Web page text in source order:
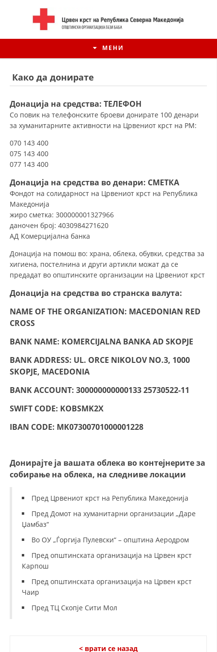
МЕНИ
ИСТОРИЈАТ НА ЦКРСМ
СТРУКТУРА НА ОРГАНИЗАЦИЈАТА
КОНТАКТ ИНФОРМАЦИИ
ЧЛЕНСТВО ВО ПРОФЕСИОНАЛНИ ТЕЛА
ЗАКОН ЗА ЦКРМ
СТАТУТ НА ЦКРМ
ОРГАНИЗАЦИЈА И РАЗВОЈ
РАКОВОДЕН ОДБОР
СОБРАНИЕ
СТРУКТУРА И ОРГАНИЗАЦИОНА ПОСТАВЕНОСТ
MЕЃУНАРОДНО ХУМАНИТАРНО ПРАВО
УПОТРЕБА И ЗАШТИТА НА АМБЛЕМОТ
КАКО ДА ДОНИРАТЕ
ПОДГОТВЕНОСТ И ДЕЈСТВО ПРИ КАТАСТРОФИ
ПРОЕКТИ – ПОДГОТВЕНОСТ И ДЕЈСТВУВАЊЕ ПРИ КАТАСТРОФИ
ИСТРАЖУВАЊЕ НА ЈАВНО МИСЛЕЊЕ
Како да донирате
Донација на средства: ТЕЛЕФОН
Со повик на телефонските броеви донирате 100 денари
за хуманитарните активности на Црвениот крст на РМ:
070 143 400
075 143 400
077 143 400
Донација на средства во денари: СМЕТКА
Фондот на солидарност на Црвениот крст на Република
Македонија
жиро сметка: 300000001327966
даночен број: 4030984271620
АД Комерцијална банка
Донација на помош во: храна, облека, обувки, средства за
хигиена, постелнина и други артикли можат да се
предадат во општинските организации на Црвениот крст
Донација на средства во странска валута:
NAME OF THE ORGANIZATION: MACEDONIAN RED
CROSS
BANK NAME: KOMERCIJALNA BANKA AD SKOPJE
BANK ADDRESS: UL. ORCE NIKOLOV NO.3, 1000
SKOPJE, MACEDONIA
BANK ACCOUNT: 300000000000133 25730522-11
SWIFT CODE: KOBSMK2X
IBAN CODE: MK07300701000001228
Донирајте ја вашата облека во контејнерите за
собирање на облека, на следниве локации
Пред Црвениот крст на Република Македонија
Пред Домот на хуманитарни организации „Даре
Џамбаз“
Во ОУ „Ѓоргија Пулевски“ – општина Аеродром
Пред општинската организација на Црвен крст
Карпош
Пред општинската организација на Црвен крст
Чаир
Пред ТЦ Скопје Сити Мол
< врати се назад